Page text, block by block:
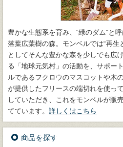
豊かな生態系を育み、“緑のダム”と
落葉広葉樹の森。モンベルでは“再生
としてそんな豊かな森を少しでも広
る「地球元気村」の活動を、サポー
ルであるフクロウのマスコットや木
が提供したフリースの端切れを使っ
していただき、これをモンベルが販
てています。 詳しくはこちら
商品を探す